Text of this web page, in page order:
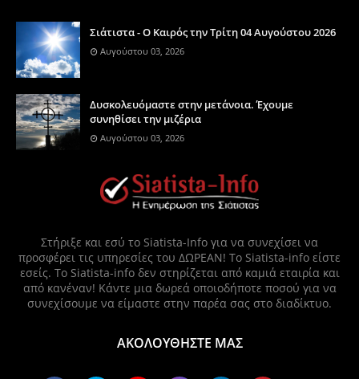
Σιάτιστα - Ο Καιρός την Τρίτη 04 Αυγούστου 2026
Αυγούστου 03, 2026
Δυσκολευόμαστε στην μετάνοια. Έχουμε
συνηθίσει την μιζέρια
Αυγούστου 03, 2026
Στήριξε και εσύ το Siatista-Info για να συνεχίσει να
προσφέρει τις υπηρεσίες του ΔΩΡΕΑΝ! Το Siatista-info είστε
εσείς. Το Siatista-info δεν στηρίζεται από καμιά εταιρία και
από κανέναν! Κάντε μια δωρεά οποιοδήποτε ποσού για να
συνεχίσουμε να είμαστε στην παρέα σας στο διαδίκτυο.
ΑΚΟΛΟΥΘΗΣΤΕ ΜΑΣ